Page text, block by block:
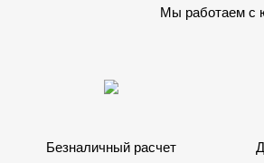
Мы работаем с
Безналичный расчет